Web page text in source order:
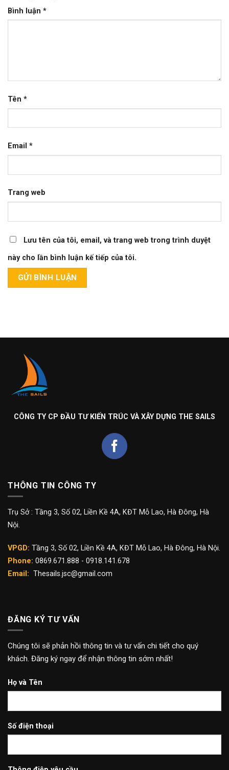
Bình luận *
Tên *
Email *
Trang web
Lưu tên của tôi, email, và trang web trong trình duyệt
này cho lần bình luận kế tiếp của tôi.
CÔNG TY CP ĐẦU TƯ KIẾN TRÚC VÀ XÂY DỰNG THE SAILS
THÔNG TIN CÔNG TY
Trụ Sở : Tầng 3, Số 02, Liền Kề 4A, KĐT Mỗ Lao, Hà Đông, Hà
Nội.
VPGD: Tầng 3, Số 02, Liền Kề 4A, KĐT Mỗ Lao, Hà Đông, Hà Nội.
Phone: 0869.671.888 - 0918.141.678
Email: Thesails.jsc@gmail.com
ĐĂNG KÝ TƯ VẤN
Chúng tôi sẽ phản hồi thông tin và tư vấn chi tiết cho quý
khách. Đăng ký ngay để nhận thông tin sớm nhất!
Họ và Tên
Số điện thoại